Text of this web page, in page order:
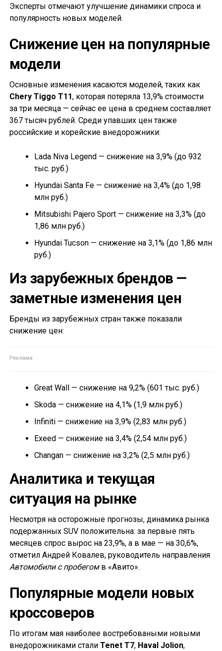
Эксперты отмечают улучшение динамики спроса и
популярность новых моделей.
Снижение цен на популярные
модели
Основные изменения касаются моделей, таких как
Chery Tiggo T11, которая потеряла 13,9% стоимости
за три месяца — сейчас ее цена в среднем составляет
367 тысяч рублей. Среди упавших цен также
российские и корейские внедорожники:
Lada Niva Legend — снижение на 3,9% (до 932
тыс. руб.)
Hyundai Santa Fe — снижение на 3,4% (до 1,98
млн руб.)
Mitsubishi Pajero Sport — снижение на 3,3% (до
1,86 млн руб.)
Hyundai Tucson — снижение на 3,1% (до 1,86 млн
руб.)
Из зарубежных брендов —
заметные изменения цен
Бренды из зарубежных стран также показали
снижение цен:
Great Wall — снижение на 9,2% (601 тыс. руб.)
Skoda — снижение на 4,1% (1,9 млн руб.)
Infiniti — снижение на 3,9% (2,83 млн руб.)
Exeed — снижение на 3,4% (2,54 млн руб.)
Changan — снижение на 3,2% (2,5 млн руб.)
Аналитика и текущая
ситуация на рынке
Несмотря на осторожные прогнозы, динамика рынка
подержанных SUV положительна: за первые пять
месяцев спрос вырос на 23,9%, а в мае — на 30,6%,
отметил Андрей Ковалев, руководитель направления
Автомобили с пробегомв «Авито».
Популярные модели новых
кроссоверов
По итогам мая наиболее востребоваными новыми
внедорожниками стали Tenet T7, Haval Jolion,